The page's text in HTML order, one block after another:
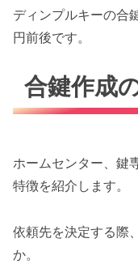
ディンプルキーの合
円前後です。
合鍵作成
ホームセンター、鍵
特徴を紹介します。
依頼先を決定する際
か。